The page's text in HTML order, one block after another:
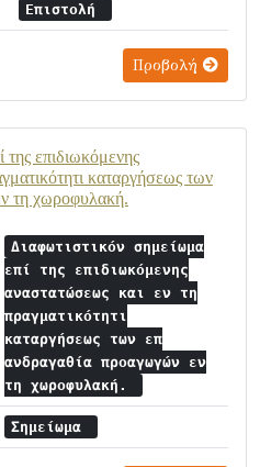
Επιστολή
Προβολή
της επιδιωκόμενης
καταργήσεως των
τη χωροφυλακή.
Διαφωτιστικόν σημείωμα
επί της επιδιωκόμενης
αναστατώσεως και εν τη
πραγματικότητι
καταργήσεως των επ
ανδραγαθία προαγωγών εν
τη χωροφυλακή.
Σημείωμα